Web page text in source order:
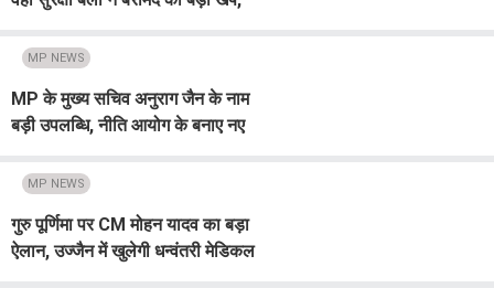
MP NEWS
MP के मुख्य सचिव अनुराग जैन के नाम
बड़ी उपलब्धि, नीति आयोग के बनाए नए
MP NEWS
गुरु पूर्णिमा पर CM मोहन यादव का बड़ा
ऐलान, उज्जैन में खुलेगी धन्वंतरी मेडिकल